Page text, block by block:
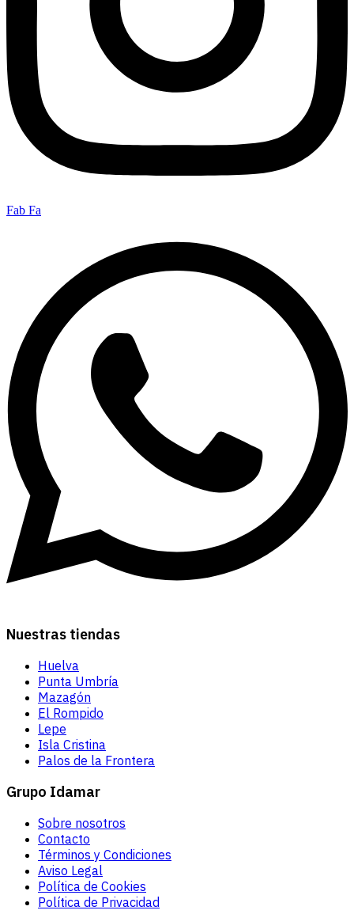
Fab Fa
Nuestras tiendas
Huelva
Punta Umbría
Mazagón
El Rompido
Lepe
Isla Cristina
Palos de la Frontera
Grupo Idamar
Sobre nosotros
Contacto
Términos y Condiciones
Aviso Legal
Política de Cookies
Política de Privacidad